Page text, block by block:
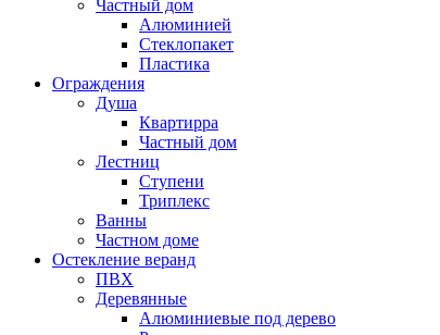
Частный дом
Алюминией
Стеклопакет
Пластика
Ограждения
Душа
Квартирра
Частный дом
Лестниц
Ступени
Триплекс
Ванны
Частном доме
Остекление веранд
ПВХ
Деревянные
Алюминиевые под дерево